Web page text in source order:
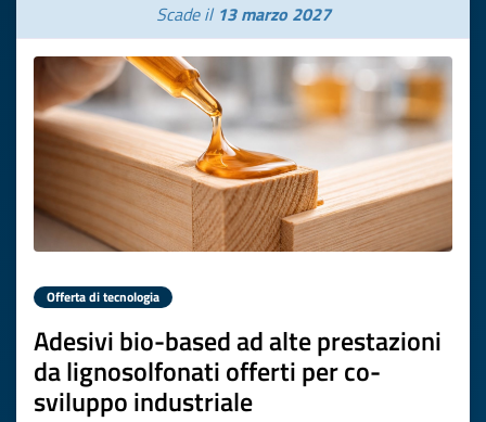
Scade il 13 marzo 2027
Offerta di tecnologia
Adesivi bio-based ad alte prestazioni
da lignosolfonati offerti per co-
sviluppo industriale